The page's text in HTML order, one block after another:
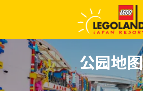
主
要
内
公园地图